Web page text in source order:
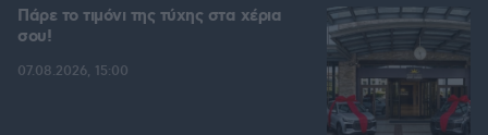
Πάρε το τιμόνι της τύχης στα χέρια
σου!
07.08.2026, 15:00